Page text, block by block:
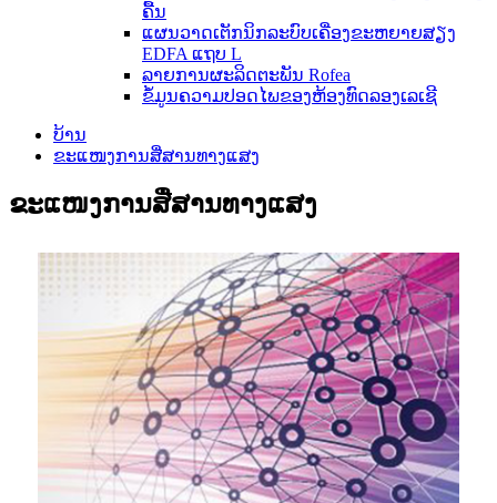
ຄື້ນ
ແຜນວາດເຕັກນິກລະບົບເຄື່ອງຂະຫຍາຍສຽງ
EDFA ແຖບ L
ລາຍການຜະລິດຕະພັນ Rofea
ຂໍ້ມູນຄວາມປອດໄພຂອງຫ້ອງທົດລອງເລເຊີ
ບ້ານ
ຂະແໜງການສື່ສານທາງແສງ
ຂະແໜງການສື່ສານທາງແສງ